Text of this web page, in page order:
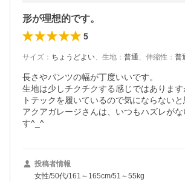
形が理想的です。
5
サイズ ： ちょうどよい、 生地 ： 普通、 伸縮性 ： 普
長さやパンツの幅が丁度いいです。
生地は少しチクチクする感じではありま
トテックを履いているので気にならないと
アクアガレージさんは、いつもハズレがな
す^_^
投稿者情報
女性/50代/161～165cm/51～55kg